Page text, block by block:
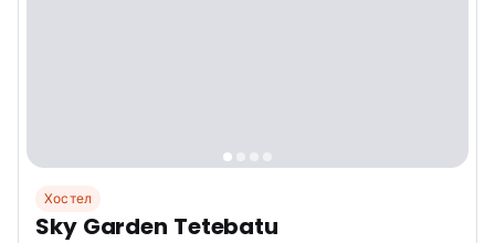
Хостел
Sky Garden Tetebatu